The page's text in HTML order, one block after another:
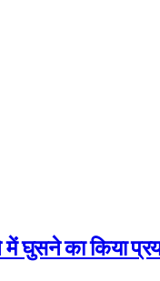
में घुसने का किया